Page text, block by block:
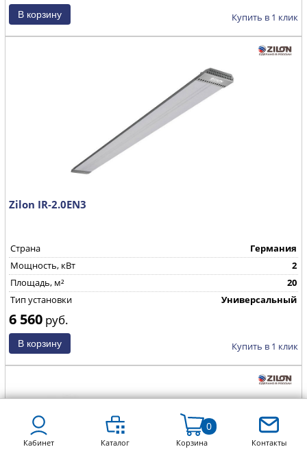
Купить в 1 клик
Zilon IR-2.0EN3
Страна
Германия
Мощность, кВт
2
Площадь, м²
20
Тип установки
Универсальный
6 560 руб.
Купить в 1 клик
Кабинет Каталог Корзина
0
Контакты